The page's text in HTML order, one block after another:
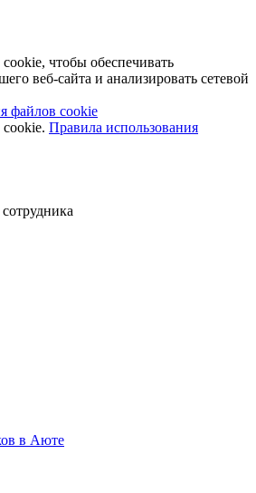
чтобы обеспечивать
веб-сайта и анализировать сетевой
файлов cookie
Правила использования
в Аюте